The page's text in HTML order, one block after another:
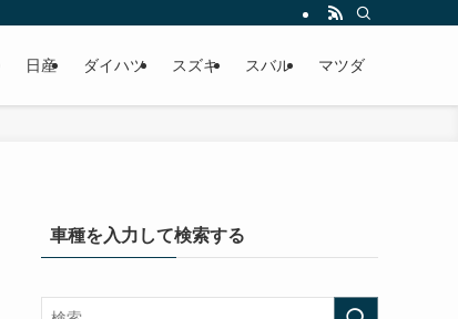
日産 ダイハツ スズキ スバル マツダ
車種を入力して検索する